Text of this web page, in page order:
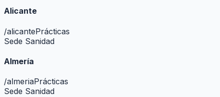
Alicante
/alicantePrácticas
Sede Sanidad
Almería
/almeriaPrácticas
Sede Sanidad